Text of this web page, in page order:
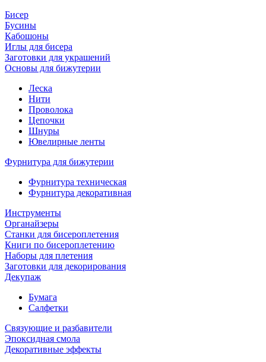
Бисер
Бусины
Кабошоны
Иглы для бисера
Заготовки для украшений
Основы для бижутерии
Леска
Нити
Проволока
Цепочки
Шнуры
Ювелирные ленты
Фурнитура для бижутерии
Фурнитура техническая
Фурнитура декоративная
Инструменты
Органайзеры
Станки для бисероплетения
Книги по бисероплетению
Наборы для плетения
Заготовки для декорирования
Декупаж
Бумага
Салфетки
Связующие и разбавители
Эпоксидная смола
Декоративные эффекты